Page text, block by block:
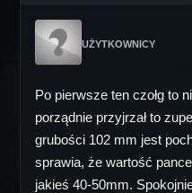
UŻYTKOWNICY
Po pierwsze ten czołg to
porządnie przyjrzał to
grubości 102 mm jest
sprawia, że wartość
jakieś 40-50mm.